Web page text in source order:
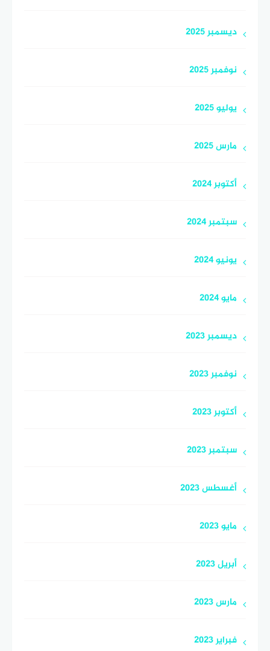
ديسمبر 2025
نوفمبر 2025
يوليو 2025
مارس 2025
أكتوبر 2024
سبتمبر 2024
يونيو 2024
مايو 2024
ديسمبر 2023
نوفمبر 2023
أكتوبر 2023
سبتمبر 2023
أغسطس 2023
مايو 2023
أبريل 2023
مارس 2023
فبراير 2023